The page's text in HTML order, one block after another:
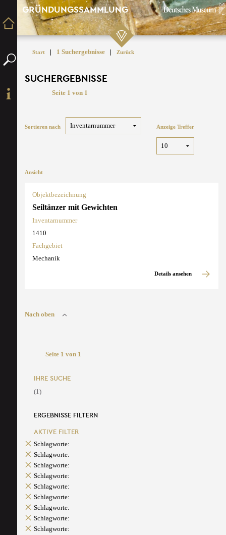
GRÜNDUNGSSAMMLUNG
Start | 1 Suchergebnisse | Zurück
SUCHERGEBNISSE
Seite 1 von 1
Sortieren nach Anzeige Treffer
Ansicht
Objektbezeichnung
Seiltänzer mit Gewichten
Inventarnummer
1410
Fachgebiet
Mechanik
Details ansehen
Nach oben
Seite 1 von 1
IHRE SUCHE
(1)
ERGEBNISSE FILTERN
AKTIVE FILTER
Schlagworte:
Schlagworte:
Schlagworte:
Schlagworte:
Schlagworte:
Schlagworte:
Schlagworte:
Schlagworte:
Schlagworte: